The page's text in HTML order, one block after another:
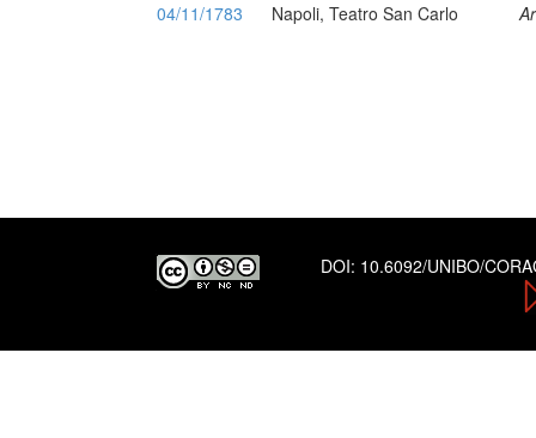
04/11/1783
Napoli, Teatro San Carlo
DOI: 10.6092/UNIBO/